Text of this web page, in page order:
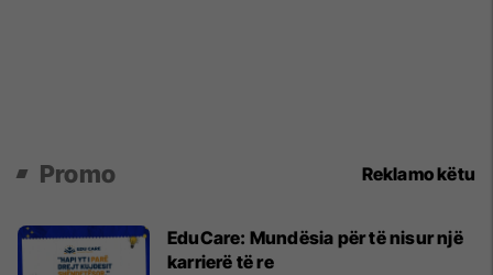
Promo Reklamo këtu
EduCare: Mundësia për të nisur një
karrierë të re